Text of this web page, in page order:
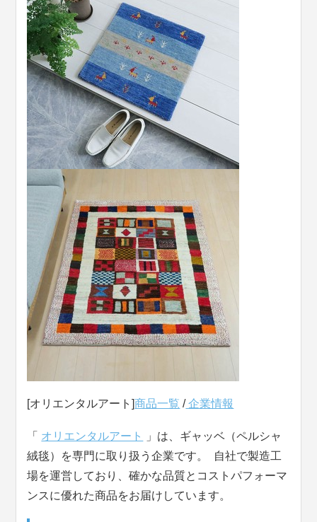
[オリエンタルアート]商品一覧 /企業情報
「 オリエンタルアート
」は、ギャッベ（ペルシャ
絨毯）を専門に取り扱う企業です。 自社で製造工
場を運営しており、確かな品質とコストパフォーマ
ンスに優れた商品をお届けしています。